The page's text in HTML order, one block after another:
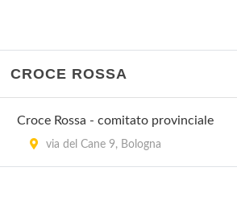
CROCE ROSSA
Croce Rossa - comitato provinciale
via del Cane 9, Bologna